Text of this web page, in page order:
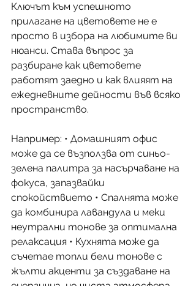
Ключът към успешното
прилагане на цветовете не е
просто в избора на любимите ви
нюанси. Става въпрос за
разбиране как цветовете
работят заедно и как влияят на
ежедневните дейности във всяко
пространство.
Например: • Домашният офис
може да се възползва от синьо-
зелена палитра за насърчаване на
фокуса, запазвайки
спокойствието • Спалнята може
да комбинира лавандула и меки
неутрални тонове за оптимална
релаксация • Кухнята може да
съчетае топли бели тонове с
жълти акценти за създаване на